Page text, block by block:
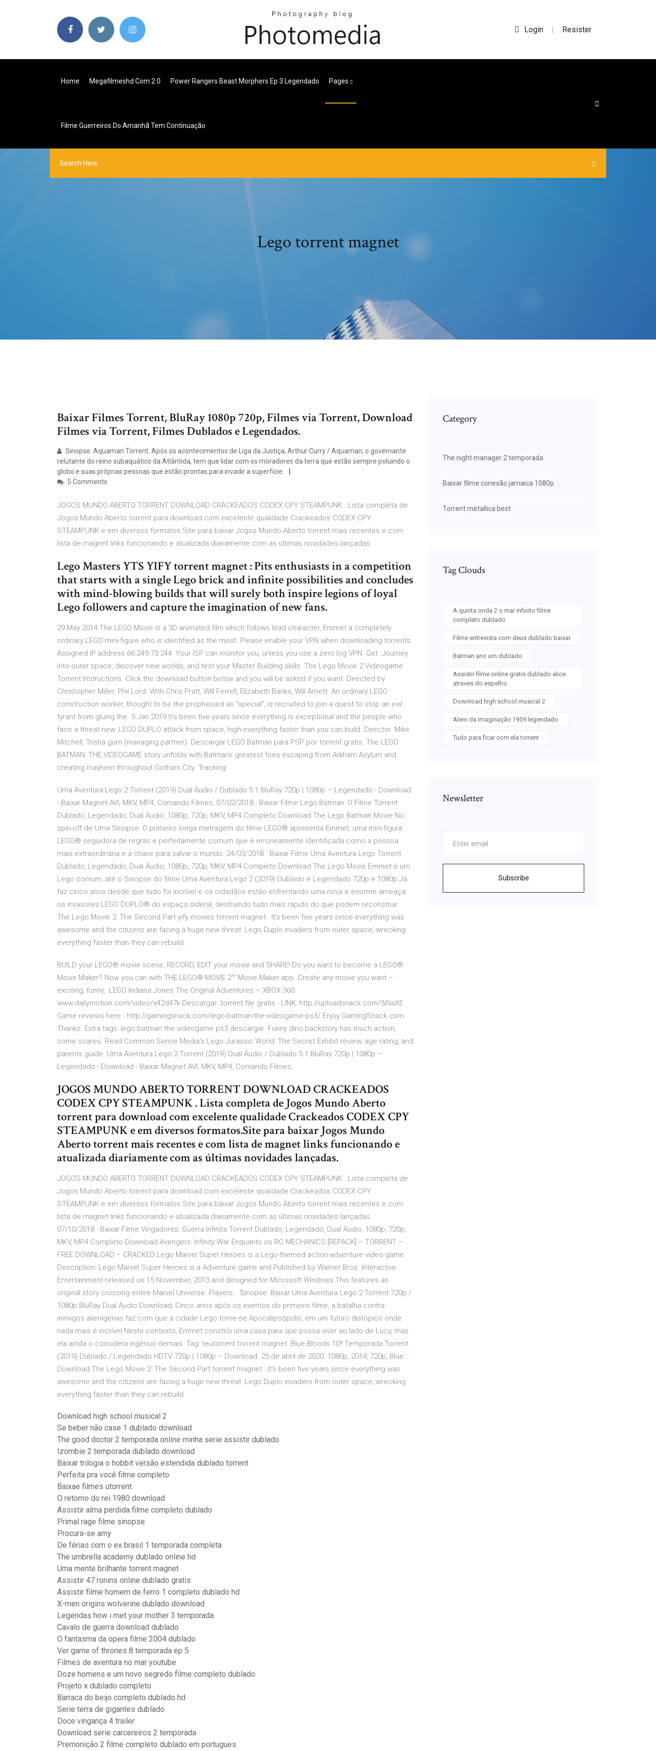
Login | Resister
Home Megafilmeshd.com 2.0 Power Rangers Beast Morphers Ep 3 Legendado Pages
Filme Guerreiros Do Amanhã Tem Continuação
Lego torrent magnet
Baixar Filmes Torrent, BluRay 1080p 720p, Filmes via Torrent, Download
Filmes via Torrent, Filmes Dublados e Legendados.
Sinopse: Aquaman Torrent. Após os acontecimentos de Liga da Justiça, Arthur Curry / Aquaman, o governante
relutante do reino subaquático da Atlântida, tem que lidar com os moradores da terra que estão sempre poluindo o
globo e suas próprias pessoas que estão prontas para invadir a superfície.
5 Comments
JOGOS MUNDO ABERTO TORRENT DOWNLOAD CRACKEADOS CODEX CPY STEAMPUNK . Lista completa de
Jogos Mundo Aberto torrent para download com excelente qualidade Crackeados CODEX CPY
STEAMPUNK e em diversos formatos.Site para baixar Jogos Mundo Aberto torrent mais recentes e com
lista de magnet links funcionando e atualizada diariamente com as últimas novidades lançadas.
Lego Masters YTS YIFY torrent magnet : Pits enthusiasts in a competition
that starts with a single Lego brick and infinite possibilities and concludes
with mind-blowing builds that will surely both inspire legions of loyal
Lego followers and capture the imagination of new fans.
29 May 2014 The LEGO Movie is a 3D animated film which follows lead character, Emmet a completely
ordinary LEGO mini-figure who is identified as the most. Please enable your VPN when downloading torrents.
Assigned IP address 66.249.73.244. Your ISP can monitor you, unless you use a zero log VPN. Get Journey
into outer space, discover new worlds, and test your Master Building skills. The Lego Movie 2 Videogame
Torrent Instructions. Click the download button below and you will be asked if you want Directed by
Christopher Miller, Phil Lord. With Chris Pratt, Will Ferrell, Elizabeth Banks, Will Arnett. An ordinary LEGO
construction worker, thought to be the prophesied as "special", is recruited to join a quest to stop an evil
tyrant from gluing the 5 Jan 2019 It's been five years since everything is exceptional and the people who
face a threat new: LEGO DUPLO attack from space, high-everything faster than you can build. Director: Mike
Mitchell, Trisha gum (managing partner) Descargar LEGO Batman para PSP por torrent gratis. The LEGO
BATMAN: THE VIDEOGAME story unfolds with Batmans greatest foes escaping from Arkham Asylum and
creating mayhem throughout Gotham City. Tracking.
Uma Aventura Lego 2 Torrent (2019) Dual Áudio / Dublado 5.1 BluRay 720p | 1080p – Legendado - Download
- Baixar Magnet AVI, MKV, MP4, Comando Filmes, 07/02/2018 · Baixar Filme Lego Batman: O Filme Torrent
Dublado, Legendado, Dual Áudio, 1080p, 720p, MKV, MP4 Completo Download The Lego Batman Movie No
spin-off de Uma Sinopse: O primeiro longa metragem do filme LEGO® apresenta Emmet, uma mini-figura
LEGO® seguidora de regras e perfeitamente comum que é erroneamente identificada como a pessoa
mais extraordinária e a chave para salvar o mundo. 24/03/2018 · Baixar Filme Uma Aventura Lego Torrent
Dublado, Legendado, Dual Áudio, 1080p, 720p, MKV, MP4 Completo Download The Lego Movie Emmet é um
Lego comum, até o Sinopse do filme Uma Aventura Lego 2 (2019) Dublado e Legendado 720p e 1080p Já
faz cinco anos desde que tudo foi incrível e os cidadãos estão enfrentando uma nova e enorme ameaça:
os invasores LEGO DUPLO® do espaço sideral, destruindo tudo mais rápido do que podem reconstruir.
The Lego Movie 2: The Second Part yify movies torrent magnet : It's been five years since everything was
awesome and the citizens are facing a huge new threat: Lego Duplo invaders from outer space, wrecking
everything faster than they can rebuild.
BUILD your LEGO® movie scene, RECORD, EDIT your movie and SHARE! Do you want to become a LEGO®
Movie Maker? Now you can with THE LEGO® MOVIE 2™ Movie Maker app. Create any movie you want –
exciting, funny, LEGO Indiana Jones The Original Adventures – XBOX 360
www.dailymotion.com/video/x42d47k Descargar .torrent file gratis - LINK: http://uploadsnack.com/3iNaXE
Game reviews here - http://gamingsnack.com/lego-batman-the-videogame-ps3/ Enjoy GamingSnack.com
Thanks. Extra tags: lego batman the videogame ps3 descargar Funny dino backstory has much action,
some scares. Read Common Sense Media's Lego Jurassic World: The Secret Exhibit review, age rating, and
parents guide. Uma Aventura Lego 2 Torrent (2019) Dual Áudio / Dublado 5.1 BluRay 720p | 1080p –
Legendado - Download - Baixar Magnet AVI, MKV, MP4, Comando Filmes,
JOGOS MUNDO ABERTO TORRENT DOWNLOAD CRACKEADOS
CODEX CPY STEAMPUNK . Lista completa de Jogos Mundo Aberto
torrent para download com excelente qualidade Crackeados CODEX CPY
STEAMPUNK e em diversos formatos.Site para baixar Jogos Mundo
Aberto torrent mais recentes e com lista de magnet links funcionando e
atualizada diariamente com as últimas novidades lançadas.
JOGOS MUNDO ABERTO TORRENT DOWNLOAD CRACKEADOS CODEX CPY STEAMPUNK . Lista completa de
Jogos Mundo Aberto torrent para download com excelente qualidade Crackeados CODEX CPY
STEAMPUNK e em diversos formatos.Site para baixar Jogos Mundo Aberto torrent mais recentes e com
lista de magnet links funcionando e atualizada diariamente com as últimas novidades lançadas.
07/10/2018 · Baixar Filme Vingadores: Guerra Infinita Torrent Dublado, Legendado, Dual Áudio, 1080p, 720p,
MKV, MP4 Completo Download Avengers: Infinity War Enquanto os RG MECHANICS [REPACK] – TORRENT –
FREE DOWNLOAD – CRACKED Lego Marvel Super Heroes is a Lego-themed action-adventure video game
Description: Lego Marvel Super Heroes is a Adventure game and Published by Warner Bros. Interactive
Entertainment released on 15 November, 2013 and designed for Microsoft Windows.This features an
original story crossing entire Marvel Universe. Players… Sinopse: Baixar Uma Aventura Lego 2 Torrent 720p /
1080p BluRay Dual Áudio Download, Cinco anos após os eventos do primeiro filme, a batalha contra
inimigos alienígenas faz com que a cidade Lego torne-se Apocalipsópolis, em um futuro distópico onde
nada mais é incrível.Neste contexto, Emmet constrói uma casa para que possa viver ao lado de Lucy, mas
ela ainda o considera ingênuo demais. Tag: teutorrent torrent magnet. Blue Bloods 10ª Temporada Torrent
(2019) Dublado / Legendado HDTV 720p | 1080p – Download. 25 de abril de 2020. 1080p, 2019, 720p, Blue …
Download The Lego Movie 2: The Second Part torrent magnet : It's been five years since everything was
awesome and the citizens are facing a huge new threat: Lego Duplo invaders from outer space, wrecking
everything faster than they can rebuild.
Download high school musical 2
Se beber não case 1 dublado download
The good doctor 2 temporada online minha serie assistir dublado
Izombie 2 temporada dublado download
Baixar trilogia o hobbit versão estendida dublado torrent
Perfeita pra você filme completo
Baixae filmes utorrent
O retorno do rei 1980 download
Assistir alma perdida filme completo dublado
Primal rage filme sinopse
Procura-se amy
De férias com o ex brasil 1 temporada completa
The umbrella academy dublado online hd
Uma mente brilhante torrent magnet
Assistir 47 ronins online dublado gratis
Assistir filme homem de ferro 1 completo dublado hd
X-men origins wolverine dublado download
Legendas how i met your mother 3 temporada
Cavalo de guerra download dublado
O fantasma da opera filme 2004 dublado
Ver game of thrones 8 temporada ep 5
Filmes de aventura no mar youtube
Doze homens e um novo segredo filme completo dublado
Projeto x dublado completo
Barraca do beijo completo dublado hd
Serie terra de gigantes dublado
Doce vingança 4 trailer
Download serie carcereiros 2 temporada
Premonição 2 filme completo dublado em portugues
Category
The night manager 2 temporada
Baixar filme conexão jamaica 1080p
Torrent metallica best
Tag Clouds
A quinta onda 2 o mar infinito filme
completo dublado
Filme entrevista com deus dublado baixar
Batman ano um dublado
Assistir filme online gratis dublado alice
atraves do espelho
Download high school musical 2
Alem da imaginação 1959 legendado
Tudo para ficar com ela torrent
Newsletter
Subscribe